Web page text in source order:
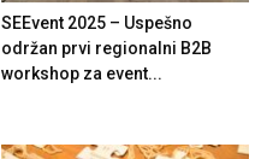
SEEvent 2025 – Uspešno
održan prvi regionalni B2B
workshop za event...